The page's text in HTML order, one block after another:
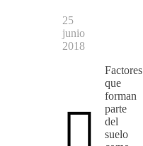
25
junio
2018

Factores
que
forman
parte
del
suelo